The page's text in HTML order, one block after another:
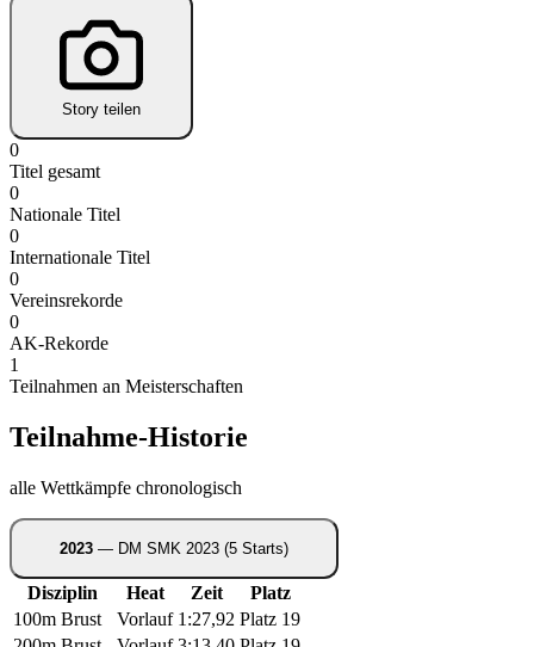
Story teilen
0
Titel gesamt
0
Nationale Titel
0
Internationale Titel
0
Vereinsrekorde
0
AK-Rekorde
1
Teilnahmen an Meisterschaften
Teilnahme-Historie
alle Wettkämpfe chronologisch
2023 — DM SMK 2023 (5 Starts)
Disziplin Heat Zeit
Platz
100m Brust
Vorlauf 1:27,92 Platz 19